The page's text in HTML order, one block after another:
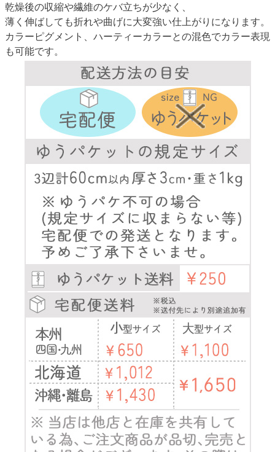
乾燥後の収縮や繊維のケバ立ちが少なく、
薄く伸ばしても折れや曲げに大変強い仕上がりになります。
カラーピグメント、ハーティーカラーとの混色でカラー表現
も可能です。